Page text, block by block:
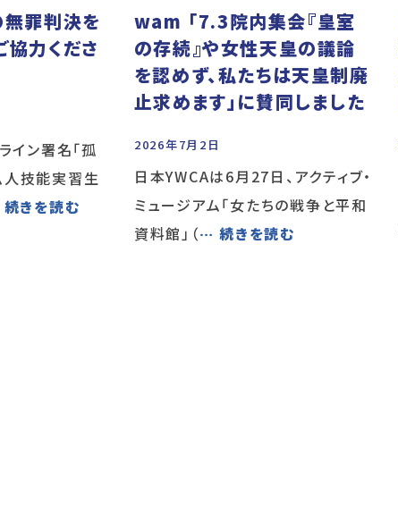
無罪判決を
協力くださ
イン署名「孤
人技能実習生
きを読む
wam 「7.3院内集会『皇室
の存続』や女性天皇の議論
を認めず、私たちは天皇制廃
止求めます」に賛同しました
2026年7月2日
日本YWCAは6月27日、アクティブ・
ミュージアム「女たちの戦争と平和
資料館」（… 続きを読む